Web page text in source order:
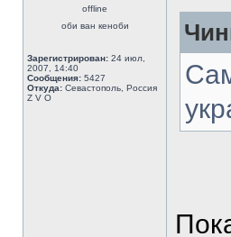
offline
оби ван кеноби
Зарегистрирован: 24 июл,
2007, 14:40
Сообщения: 5427
Откуда: Севастополь, Россия
Z V O